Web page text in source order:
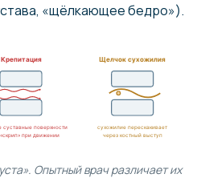
«щёлкающее бедро»).
Крепитация
суставные поверхности
при движении
Щелчок сухожилия
сухожилие перескакивает
через костный выступ
Опытный врач различает их